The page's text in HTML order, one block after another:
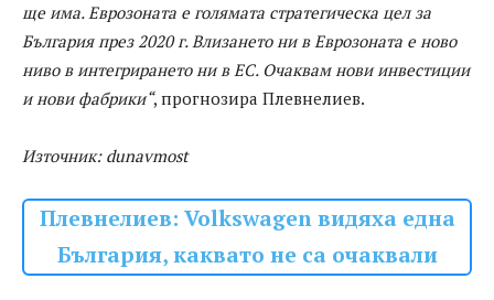
ще има. Еврозоната е голямата стратегическа цел за
България през 2020 г. Влизането ни в Еврозоната е ново
ниво в интегрирането ни в ЕС. Очаквам нови инвестиции
и нови фабрики“, прогнозира Плевнелиев.
Източник: dunavmost
Плевнелиев: Volkswagen видяха една
България, каквато не са очаквали